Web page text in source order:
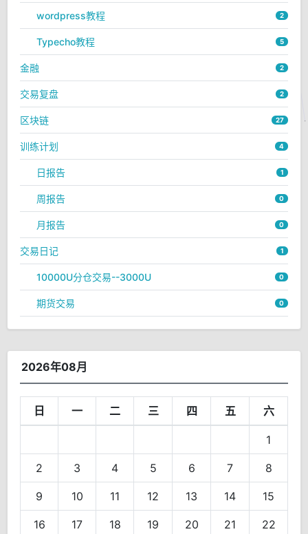
wordpress教程 2
Typecho教程 5
金融 2
交易复盘 2
区块链 27
训练计划 4
日报告 1
周报告 0
月报告 0
交易日记 1
10000U分仓交易--3000U 0
期货交易 0
2026年08月
日 一 二 三 四 五 六
1
2 3 4 5 6 7 8
9 10 11 12 13 14 15
16 17 18 19 20 21 22